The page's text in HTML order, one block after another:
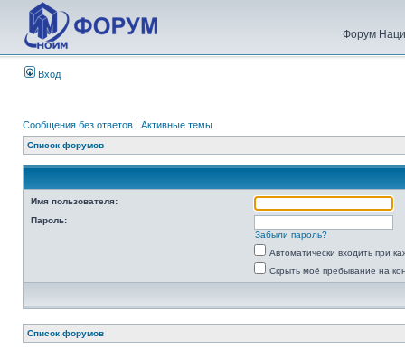
Форум
Вход
Сообщения без ответов | Активные темы
Список форумов
Имя пользователя:
Пароль:
Забыли пароль?
Автоматически входить при
Скрыть моё пребывание на
Список форумов